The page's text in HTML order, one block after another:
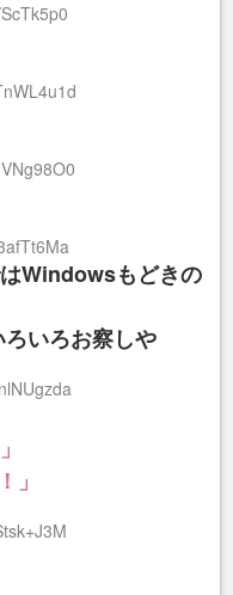
Windowsもどきの
いろお察しや
」